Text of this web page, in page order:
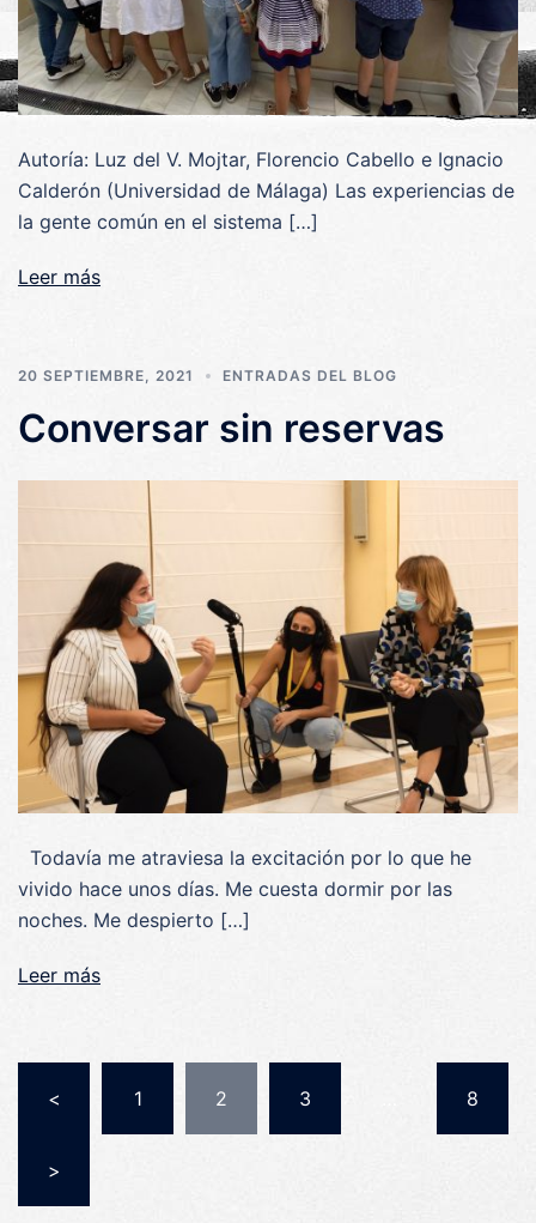
Autoría: Luz del V. Mojtar, Florencio Cabello e Ignacio
Calderón (Universidad de Málaga) Las experiencias de
la gente común en el sistema […]
Leer más
20 SEPTIEMBRE, 2021 ENTRADAS DEL BLOG
Conversar sin reservas
Todavía me atraviesa la excitación por lo que he
vivido hace unos días. Me cuesta dormir por las
noches. Me despierto […]
Leer más
de
entradas
< 1 2 3 8
>